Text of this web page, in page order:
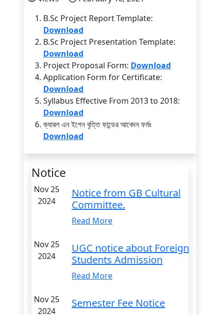
B.Sc Project Report Template:
Download
B.Sc Project Presentation Template:
Download
Project Proposal Form: Download
Application Form for Certificate:
Download
Syllabus Effective From 2013 to 2018:
Download
ক্যারল এন ইগেন বৃত্তি ফান্ডের আবেদন ফর্মঃ
Download
Notice
Nov 25
2024
Notice from GB Cultural
Committee.
Read More
Nov 25
2024
UGC notice about Foreign
Students Admission
Read More
Nov 25
2024
Semester Fee Notice